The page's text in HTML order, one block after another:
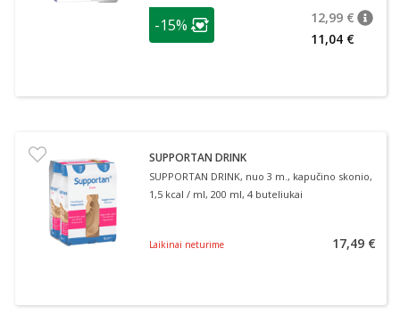
patarimas
Lojalumo klubo narių nuolaida
-15% 12,99 €
11,04 €
SUPPORTAN DRINK
SUPPORTAN DRINK, nuo 3 m., kapučino skonio,
1,5 kcal / ml, 200 ml, 4 buteliukai
Laikinai neturime 17,49 €